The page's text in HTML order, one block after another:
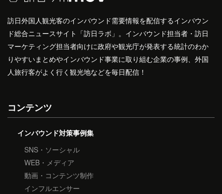
訪日外国人観光客のインバウンド需要情報を配信するインバウン
ド総合ニュースサイト「訪日ラボ」。インバウンド担当者・訪日
マーケティング担当者向けに政府や観光庁が発表する統計のわか
りやすいまとめやインバウンド事業に取り組む企業の事例、外国
人旅行客がよく行く観光地などを毎日配信！
コンテンツ
インバウンド対策事例集
SNS・ソーシャル
WEB・メディア
動画・コンテンツ制作
インフルエンサー